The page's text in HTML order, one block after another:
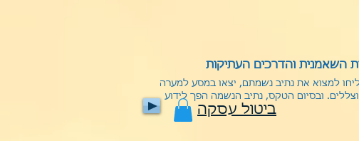
ביטול עסקה
השאמנית והדרכים העתיקות
למצוא את נתיב נשמתם, יצאו במסע למערה
ובסיום הטקס, נתיב הנשמה הפך לידוע